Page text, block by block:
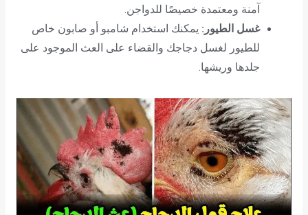
آمنة ومعتمدة خصيصًا للدواجن.
غسل الطيور: يمكنك استخدام شامبو أو صابون خاص
للطيور لغسل دجاجك والقضاء على العث الموجود على
جلدها وريشها.